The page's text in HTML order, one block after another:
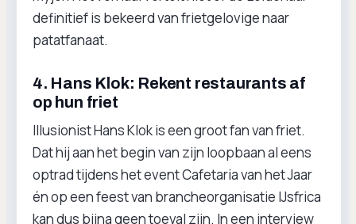
definitief is bekeerd van frietgelovige naar
patatfanaat.
4. Hans Klok: Rekent restaurants af
op hun friet
Illusionist Hans Klok is een groot fan van friet.
Dat hij aan het begin van zijn loopbaan al eens
optrad tijdens het event Cafetaria van het Jaar
én op een feest van brancheorganisatie IJsfrica
kan dus bijna geen toeval zijn. In een interview